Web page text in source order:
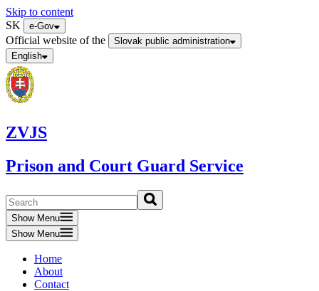
Skip to content
SK
e-Gov
Official website of the
Slovak public administration
English
ZVJS
Prison and Court Guard Service
Show Menu
Show Menu
Home
About
Contact